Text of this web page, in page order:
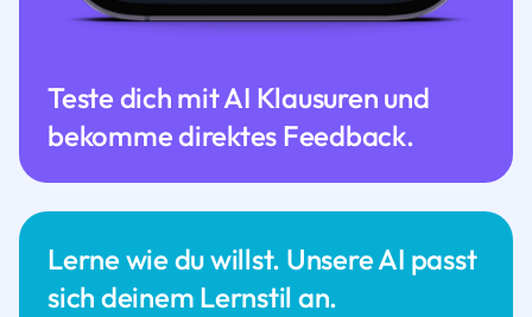
Lerne wie du willst. Unsere AI passt
sich deinem Lernstil an.
Teste dich mit AI Klausuren und
bekomme direktes Feedback.